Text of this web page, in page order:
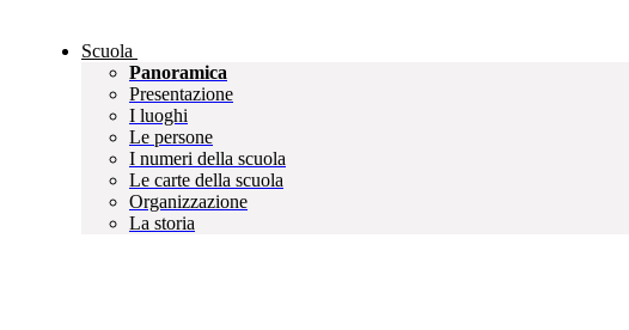
Scuola
Panoramica
Presentazione
I luoghi
Le persone
I numeri della scuola
Le carte della scuola
Organizzazione
La storia